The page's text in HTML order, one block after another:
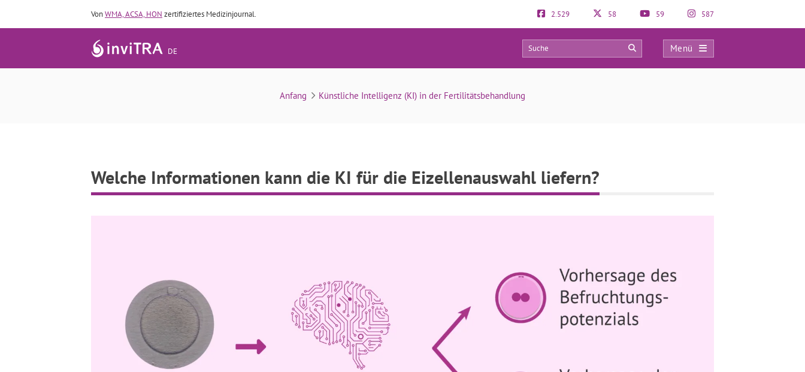
VonWMA, ACSA, HON zertifiziertes Medizinjournal. 2.529 58 59 587
DE
Menü
Welche Informationen kann die KI für die Eizellenauswahl liefern?
0 0
Anfang Künstliche Intelligenz (KI) in der Fertilitätsbehandlung
Welche Informationen kann die KI für die Eizellenauswahl liefern?